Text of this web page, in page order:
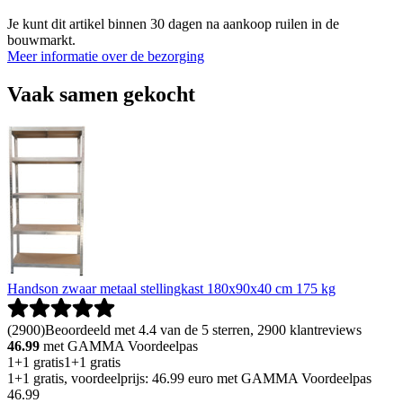
Je kunt dit artikel binnen 30 dagen na aankoop ruilen in de
bouwmarkt.
Meer informatie over de bezorging
Vaak samen gekocht
Handson zwaar metaal stellingkast 180x90x40 cm 175 kg
(2900)Beoordeeld met 4.4 van de 5 sterren, 2900 klantreviews
46.99 met GAMMA Voordeelpas
1+1 gratis1+1 gratis
1+1 gratis, voordeelprijs: 46.99 euro met GAMMA Voordeelpas
46.99